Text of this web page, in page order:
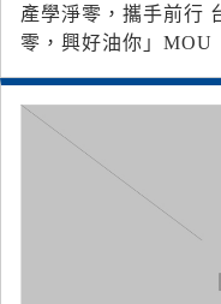
產學淨零，攜手前行
零，興好油你」MOU